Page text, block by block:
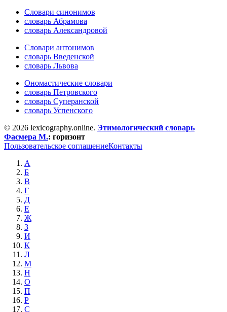
Словари синонимов
словарь Абрамова
словарь Александровой
Словари антонимов
словарь Введенской
словарь Львова
Ономастические словари
словарь Петровского
словарь Суперанской
словарь Успенского
© 2026 lexicography.online. Этимологический словарь
Фасмера М.: горизонт
Пользовательское соглашениеКонтакты
А
Б
В
Г
Д
Е
Ж
З
И
К
Л
М
Н
О
П
Р
С